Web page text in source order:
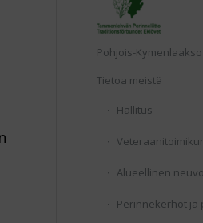
Pohjois-Kymenlaakso
Tietoa meistä
Hallitus
Alueellinen
Perinnekerhot